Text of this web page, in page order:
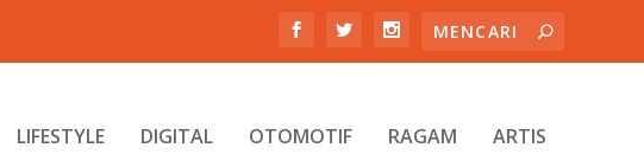
LIFESTYLE DIGITAL OTOMOTIF RAGAM ARTIS